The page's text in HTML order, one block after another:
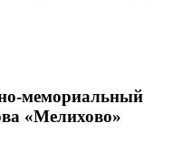
мемориальный
«Мелихово»